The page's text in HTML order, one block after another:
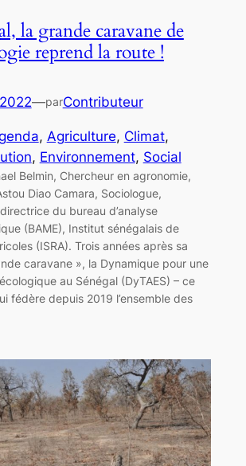
la grande caravane de
reprend la route !
—parContributeur
, Agriculture, Climat
, Environnement, Social
Belmin, Chercheur en agronomie,
Diao Camara, Sociologue,
du bureau d’analyse
(BAME), Institut sénégalais de
(ISRA). Trois années après sa
caravane », la Dynamique pour une
au Sénégal (DyTAES) – ce
fédère depuis 2019 l’ensemble des